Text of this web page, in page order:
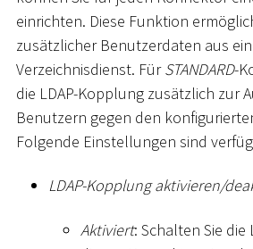
einrichten. Diese Funktion
zusätzlicher Benutzerdaten aus
Verzeichnisdienst. FürSTANDARD-
die LDAP-Kopplung zusätzlich zur
Benutzern gegen den
Folgende Einstellungen sind
LDAP-Kopplung aktivieren/
Aktiviert: Schalten Sie